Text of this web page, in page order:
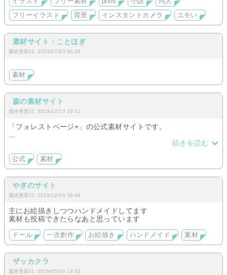
フリーイラスト
背景 インスタントカメラ エモい
素材サイト・ことほぎ
最終更新日: 2023/07/03 06:26
素材
森の素材サイト
最終更新日: 2019/12/13 16:11
「フォレストページ+」の公式素材サイトです。
マイテーマ機能で変更できるメイン画像など、様々な素材を追
続きを読む
公式 素材
やぎのサイト
最終更新日: 2019/12/08 18:46
主にお絵描きしつつハンドメイドしてます
素材も投稿できたらなあと思っています
ドール 一次創作 お絵描き ハンドメイド 素材
ザッカクラ
最終更新日: 2019/05/30 19:53